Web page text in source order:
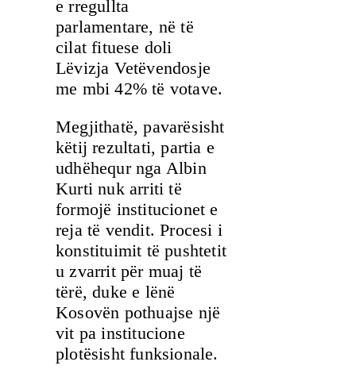
e rregullta
parlamentare, në të
cilat fituese doli
Lëvizja Vetëvendosje
me mbi 42% të votave.
Megjithatë, pavarësisht
këtij rezultati, partia e
udhëhequr nga Albin
Kurti nuk arriti të
formojë institucionet e
reja të vendit. Procesi i
konstituimit të pushtetit
u zvarrit për muaj të
tërë, duke e lënë
Kosovën pothuajse një
vit pa institucione
plotësisht funksionale.